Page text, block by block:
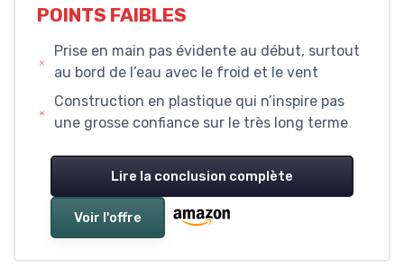
POINTS FAIBLES
Prise en main pas évidente au début, surtout
au bord de l’eau avec le froid et le vent
Construction en plastique qui n’inspire pas
une grosse confiance sur le très long terme
Lire la conclusion complète
Voir l'offre